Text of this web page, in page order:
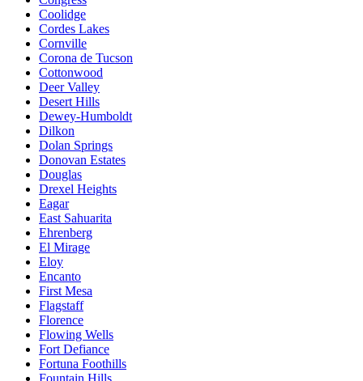
Coolidge
Cordes Lakes
Cornville
Corona de Tucson
Cottonwood
Deer Valley
Desert Hills
Dewey-Humboldt
Dilkon
Dolan Springs
Donovan Estates
Douglas
Drexel Heights
Eagar
East Sahuarita
Ehrenberg
El Mirage
Eloy
Encanto
First Mesa
Flagstaff
Florence
Flowing Wells
Fort Defiance
Fortuna Foothills
Fountain Hills